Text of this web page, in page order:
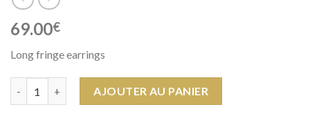
69.00€
Long fringe earrings
AJOUTER AU PANIER